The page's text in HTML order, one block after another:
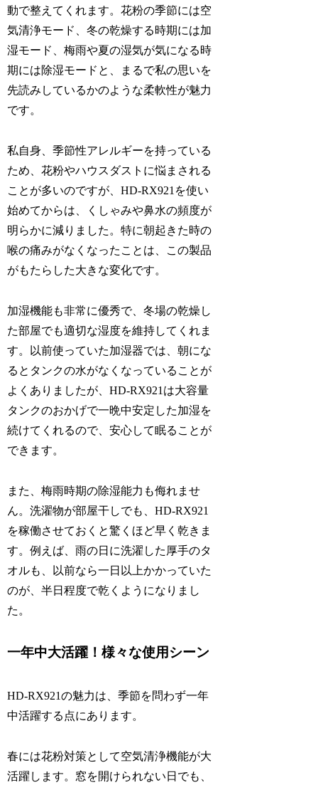
動で整えてくれます。花粉の季節には空
気清浄モード、冬の乾燥する時期には加
湿モード、梅雨や夏の湿気が気になる時
期には除湿モードと、まるで私の思いを
先読みしているかのような柔軟性が魅力
です。
私自身、季節性アレルギーを持っている
ため、花粉やハウスダストに悩まされる
ことが多いのですが、HD-RX921を使い
始めてからは、くしゃみや鼻水の頻度が
明らかに減りました。特に朝起きた時の
喉の痛みがなくなったことは、この製品
がもたらした大きな変化です。
加湿機能も非常に優秀で、冬場の乾燥し
た部屋でも適切な湿度を維持してくれま
す。以前使っていた加湿器では、朝にな
るとタンクの水がなくなっていることが
よくありましたが、HD-RX921は大容量
タンクのおかげで一晩中安定した加湿を
続けてくれるので、安心して眠ることが
できます。
また、梅雨時期の除湿能力も侮れませ
ん。洗濯物が部屋干しでも、HD-RX921
を稼働させておくと驚くほど早く乾きま
す。例えば、雨の日に洗濯した厚手のタ
オルも、以前なら一日以上かかっていた
のが、半日程度で乾くようになりまし
た。
一年中大活躍！様々な使用シーン
HD-RX921の魅力は、季節を問わず一年
中活躍する点にあります。
春には花粉対策として空気清浄機能が大
活躍します。窓を開けられない日でも、